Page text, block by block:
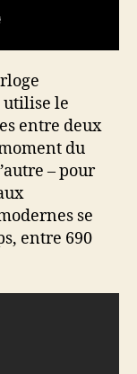
utilise le
entre deux
du
– pour
se
entre 690